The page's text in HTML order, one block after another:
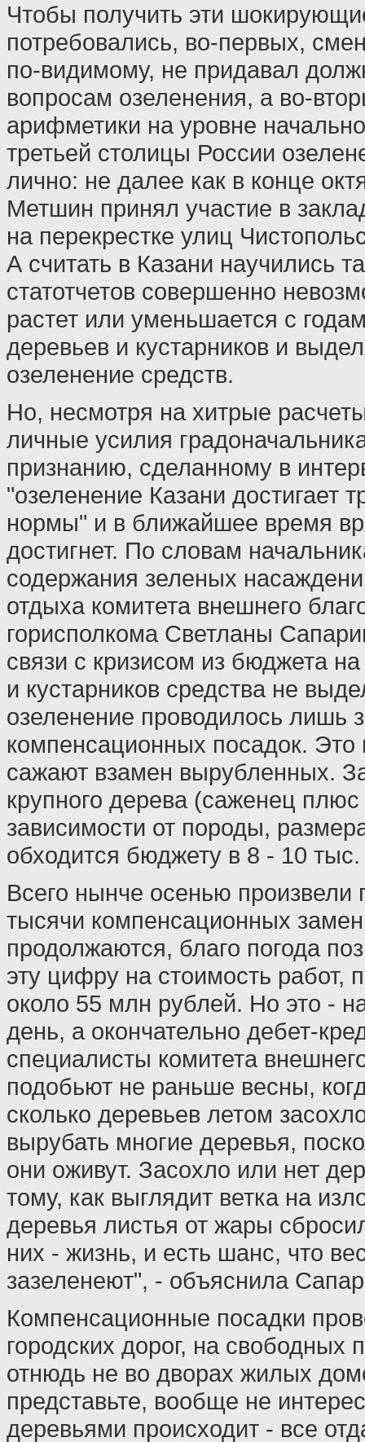
Чтобы получить эти
потребовались, во-первых,
по-видимому, не придавал
вопросам озеленения, а во-
арифметики на уровне
третьей столицы России
лично: не далее как в конце
Метшин принял участие в
на перекрестке улиц
А считать в Казани научились
статотчетов совершенно
растет или уменьшается с
деревьев и кустарников и
озеленение средств.
Но, несмотря на хитрые
личные усилия
признанию, сделанному в
"озеленение Казани достигает
нормы" и в ближайшее время
достигнет. По словам
содержания зеленых
отдыха комитета внешнего
горисполкома Светланы
связи с кризисом из бюджета
и кустарников средства не
озеленение проводилось лишь
компенсационных посадок. Это
сажают взамен вырубленных.
крупного дерева (саженец плюс
зависимости от породы,
обходится бюджету в 8 - 10
Всего нынче осенью произвели
тысячи компенсационных
продолжаются, благо погода
эту цифру на стоимость работ,
около 55 млн рублей. Но это -
день, а окончательно дебет-
специалисты комитета
подобьют не раньше весны,
сколько деревьев летом
вырубать многие деревья,
они оживут. Засохло или нет
тому, как выглядит ветка на
деревья листья от жары
них - жизнь, и есть шанс, что
зазеленеют", - объяснила
Компенсационные посадки
городских дорог, на свободных
отнюдь не во дворах жилых
представьте, вообще не
деревьями происходит - все